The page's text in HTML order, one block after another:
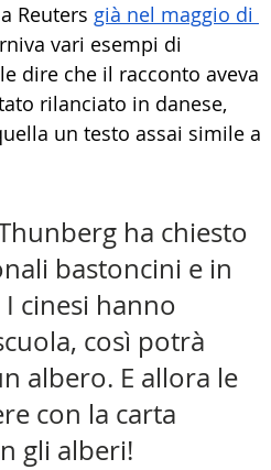
Reuters già nel maggio di
vari esempi di
dire che il racconto aveva
rilanciato in danese,
un testo assai simile a
ha chiesto
bastoncini e in
cinesi hanno
così potrà
albero. E allora le
con la carta
gli alberi!